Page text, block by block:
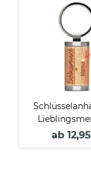
Echtholz -
mit
ab